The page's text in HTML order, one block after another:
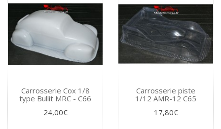
Carrosserie Cox 1/8
type Bullit MRC - C66
24,00€
Carrosserie piste
1/12 AMR-12 C65
17,80€